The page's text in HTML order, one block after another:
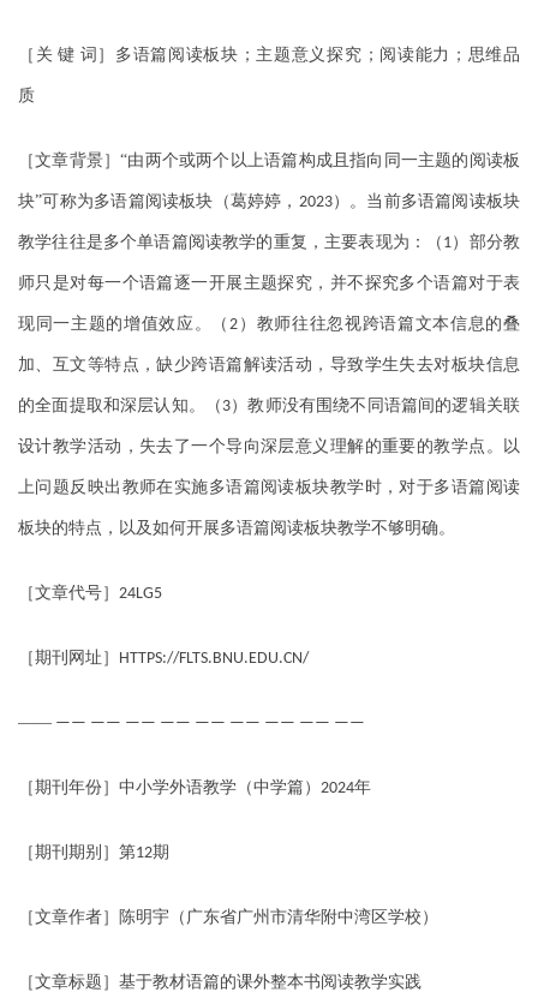
［关 键 词］多语篇阅读板块；主题意义探究；阅读能力；思维品
质
［文章背景］“由两个或两个以上语篇构成且指向同一主题的阅读板
块”可称为多语篇阅读板块（葛婷婷， 2023）。当前多语篇阅读板块
教学往往是多个单语篇阅读教学的重复，主要表现为：（ 1）部分教
师只是对每一个语篇逐一开展主题探究，并不探究多个语篇对于表
现同一主题的增值效应。（ 2 ）教师往往忽视跨语篇文本信息的叠
加、互文等特点，缺少跨语篇解读活动，导致学生失去对板块信息
的全面提取和深层认知。（ 3）教师没有围绕不同语篇间的逻辑关联
设计教学活动，失去了一个导向深层意义理解的重要的教学点。以
上问题反映出教师在实施多语篇阅读板块教学时，对于多语篇阅读
板块的特点，以及如何开展多语篇阅读板块教学不够明确。
［文章代号］ 24LG5
［期刊网址］ HTTPS://FLTS.BNU.EDU.CN/
—— —— —— —— —— —— —— —— —— ——
［期刊年份］中小学外语教学（中学篇） 2024年
［期刊期别］第12期
［文章作者］陈明宇（广东省广州市清华附中湾区学校）
［文章标题］基于教材语篇的课外整本书阅读教学实践